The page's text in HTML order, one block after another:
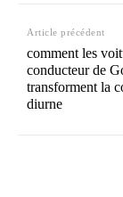
Article précédent
comment les
conducteur de
transforment la
diurne